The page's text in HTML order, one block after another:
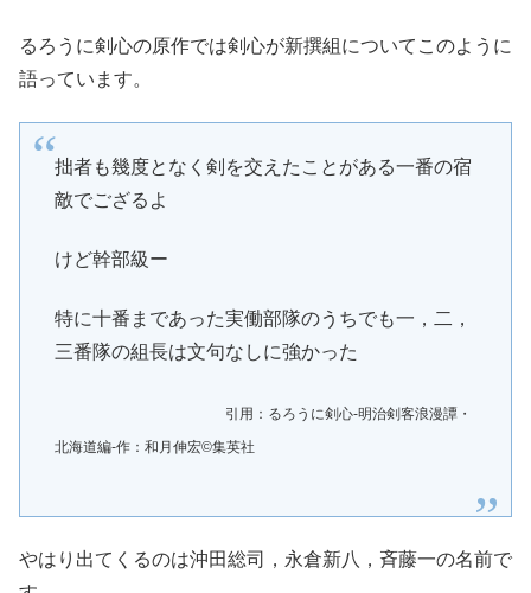
るろうに剣心の原作では剣心が新撰組についてこのように
語っています。
拙者も幾度となく剣を交えたことがある一番の宿
敵でござるよ
けど幹部級ー
特に十番まであった実働部隊のうちでも一，二，
三番隊の組長は文句なしに強かった
引用：るろうに剣心-明治剣客浪漫譚・
北海道編-作：和月伸宏©︎集英社
やはり出てくるのは沖田総司，永倉新八，斉藤一の名前で